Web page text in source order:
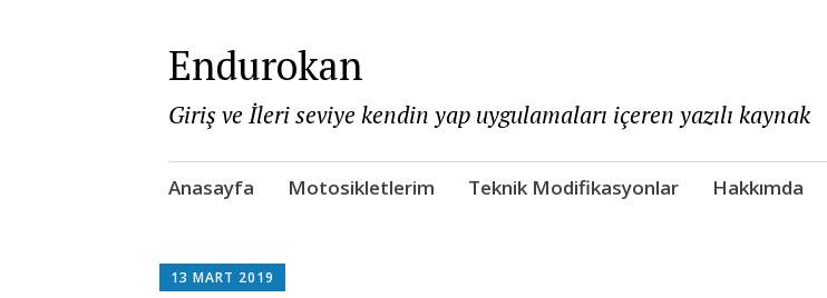
Endurokan
Giriş ve İleri seviye kendin yap uygulamaları içeren yazılı kaynak
Skip
Anasayfa Motosikletlerim Teknik Modifikasyonlar Hakkımda
13 MART 2019